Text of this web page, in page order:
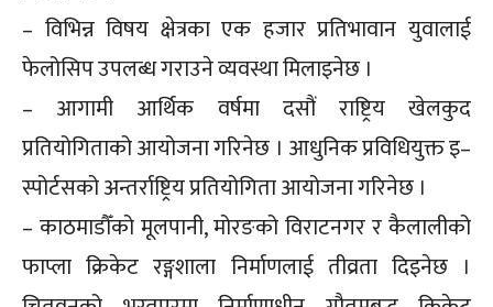
– विभिन्न विषय क्षेत्रका एक हजार प्रतिभावान युवालाई
फेलोसिप उपलब्ध गराउने व्यवस्था मिलाइनेछ ।
– आगामी आर्थिक वर्षमा दसौं राष्ट्रिय खेलकुद
प्रतियोगिताको आयोजना गरिनेछ । आधुनिक प्रविधियुक्त इ–
स्पोर्टसको अन्तर्राष्ट्रिय प्रतियोगिता आयोजना गरिनेछ ।
– काठमाडौँको मूलपानी, मोरङको विराटनगर र कैलालीको
फाप्ला क्रिकेट रङ्गशाला निर्माणलाई तीव्रता दिइनेछ ।